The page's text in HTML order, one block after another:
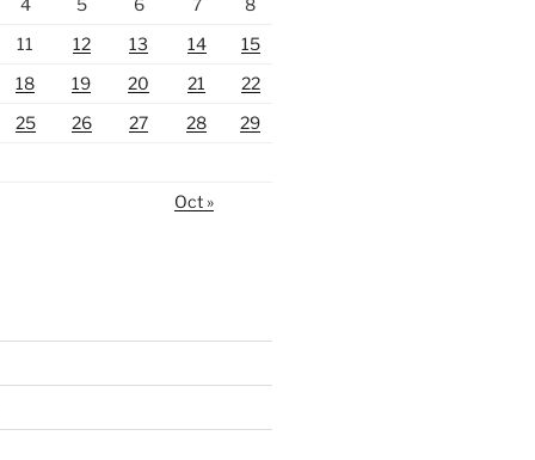
11 12 13 14
15
18 19 20 21
22
25 26 27 28
29
Oct »